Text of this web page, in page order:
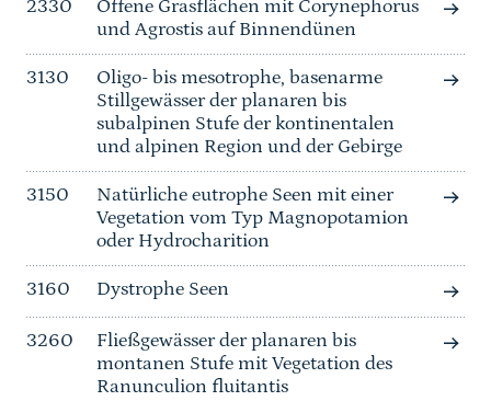
2330
Offene Grasflächen mit Corynephorus
und Agrostis auf Binnendünen
3130
Oligo- bis mesotrophe, basenarme
Stillgewässer der planaren bis
subalpinen Stufe der kontinentalen
und alpinen Region und der Gebirge
3150
Natürliche eutrophe Seen mit einer
Vegetation vom Typ Magnopotamion
oder Hydrocharition
3160 Dystrophe Seen
3260
Fließgewässer der planaren bis
montanen Stufe mit Vegetation des
Ranunculion fluitantis